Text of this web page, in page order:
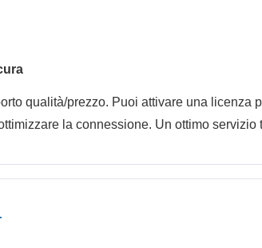
qualità/prezzo. Puoi attivare una licenza
la connessione. Un ottimo servizio